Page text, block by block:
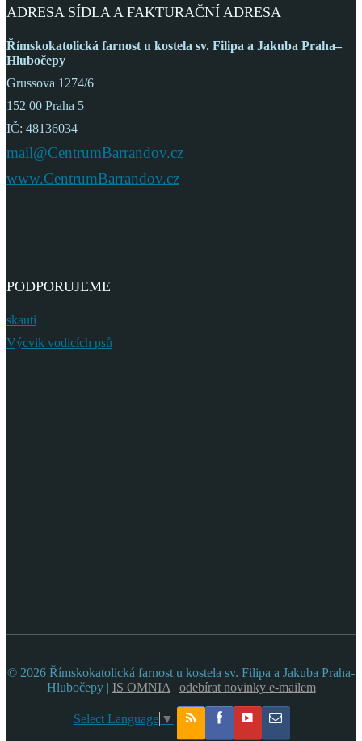
ADRESA SÍDLA A FAKTURAČNÍ ADRESA
Římskokatolická farnost u kostela sv. Filipa a Jakuba Praha–
Hlubočepy
Grussova 1274/6
152 00 Praha 5
IČ: 48136034
mail@CentrumBarrandov.cz
www.CentrumBarrandov.cz
PODPORUJEME
skauti
Výcvik vodicích psů
© 2026 Římskokatolická farnost u kostela sv. Filipa a Jakuba Praha-
Hlubočepy | IS OMNIA | odebírat novinky e-mailem
Select Language ▼